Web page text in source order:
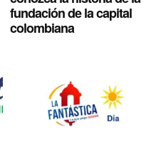
fundación de la capital
colombiana